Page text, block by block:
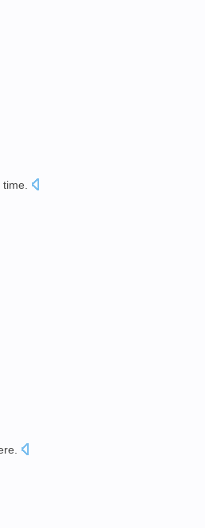
time